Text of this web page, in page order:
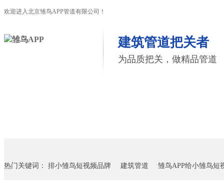
欢迎进入北京雏鸟APP管道有限公司！
建筑管道把关者
为品质把关，做精品管道
热门关键词： 排小雏鸟短视频品牌 建筑管道 雏鸟APP给小雏鸟短